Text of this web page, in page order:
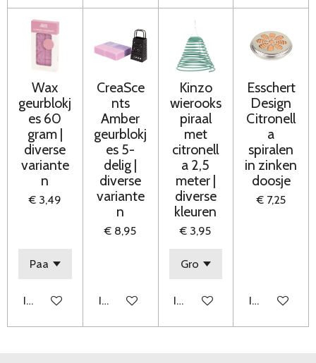
Wax
geurblokj
es 60
gram |
diverse
variante
n
€ 3,49
In winkelwagen
CreaSce
nts
Amber
geurblokj
es 5-
delig |
diverse
variante
n
€ 8,95
In winkelwagen
Kinzo
wierooks
piraal
met
citronell
a 2,5
meter |
diverse
kleuren
€ 3,95
In winkelwagen
Esschert
Design
Citronell
a
spiralen
in zinken
doosje
€ 7,25
In